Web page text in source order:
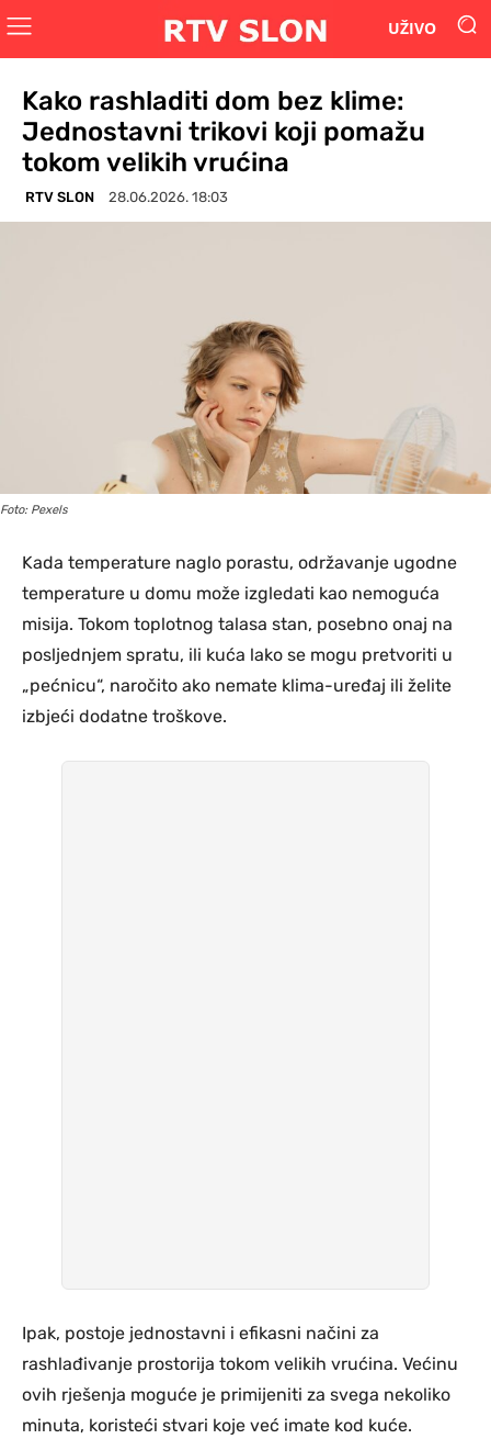
UŽIVO
Kako rashladiti dom bez klime:
Jednostavni trikovi koji pomažu
tokom velikih vrućina
RTV SLON 28.06.2026. 18:03
Foto: Pexels
Kada temperature naglo porastu, održavanje ugodne
temperature u domu može izgledati kao nemoguća
misija. Tokom toplotnog talasa stan, posebno onaj na
posljednjem spratu, ili kuća lako se mogu pretvoriti u
„pećnicu“, naročito ako nemate klima-uređaj ili želite
izbjeći dodatne troškove.
Ipak, postoje jednostavni i efikasni načini za
rashlađivanje prostorija tokom velikih vrućina. Većinu
ovih rješenja moguće je primijeniti za svega nekoliko
minuta, koristeći stvari koje već imate kod kuće.